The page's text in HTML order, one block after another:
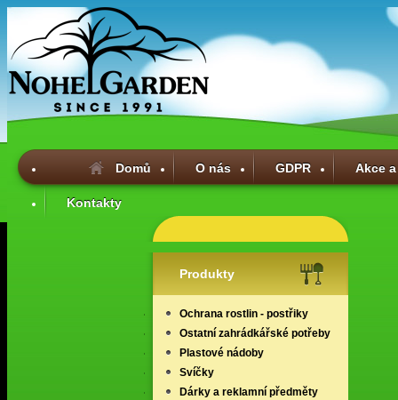
Domů O nás GDPR Akce
Kontakty
Produkty
Ochrana rostlin - postřiky
Ostatní zahrádkářské potřeby
Plastové nádoby
Svíčky
Dárky a reklamní předměty